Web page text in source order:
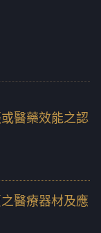
醫藥效能之認
醫療器材及應